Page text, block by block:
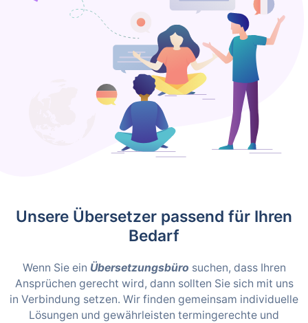
Unsere Übersetzer passend für Ihren
Bedarf
Wenn Sie ein Übersetzungsbüro suchen, dass Ihren
Ansprüchen gerecht wird, dann sollten Sie sich mit uns
in Verbindung setzen. Wir finden gemeinsam individuelle
Lösungen und gewährleisten termingerechte und